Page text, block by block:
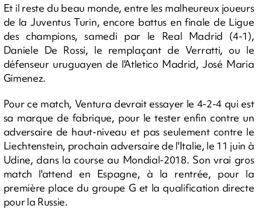
Et il reste du beau monde, entre les malheureux joueurs
de la Juventus Turin, encore battus en finale de Ligue
des champions, samedi par le Real Madrid (4-1),
Daniele De Rossi, le remplaçant de Verratti, ou le
défenseur uruguayen de l'Atletico Madrid, José Maria
Gimenez.
Pour ce match, Ventura devrait essayer le 4-2-4 qui est
sa marque de fabrique, pour le tester enfin contre un
adversaire de haut-niveau et pas seulement contre le
Liechtenstein, prochain adversaire de l'Italie, le 11 juin à
Udine, dans la course au Mondial-2018. Son vrai gros
match l'attend en Espagne, à la rentrée, pour la
première place du groupe G et la qualification directe
pour la Russie.